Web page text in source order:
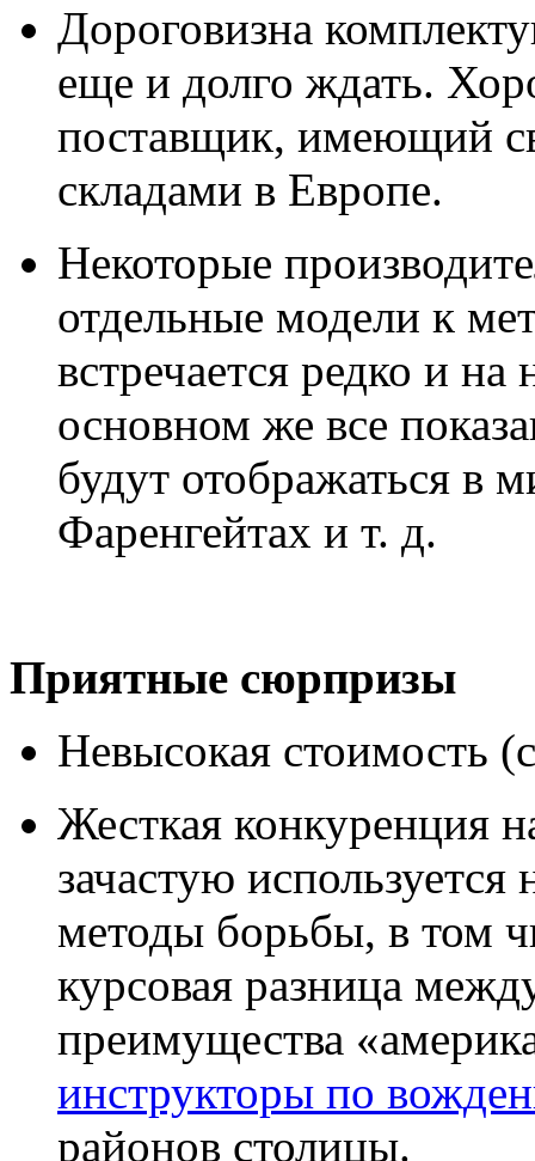
Дороговизна
еще и долго ждать.
поставщик, имеющий
складами в Европе.
Некоторые
отдельные модели к
встречается редко и
основном же все
будут отображаться в
Фаренгейтах и т. д.
Приятные сюрпризы
Невысокая стоимость
Жесткая конкуренция
зачастую
методы борьбы, в том
курсовая разница
преимущества
инструкторы по
районов столицы.